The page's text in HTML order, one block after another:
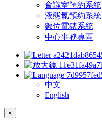
會議室預約系統
液態氮預約系統
數位電錶系統
中心事務專區
中文
English
×